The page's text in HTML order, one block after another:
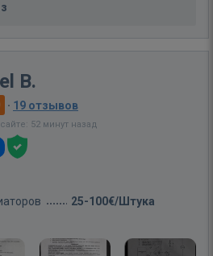
B.
· 19 отзывов
52 минут назад
25-100€/Штука